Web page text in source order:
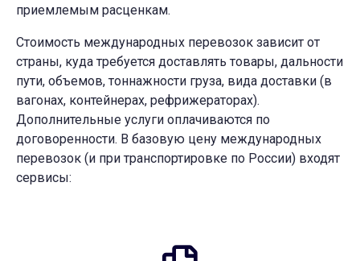
приемлемым расценкам.
Стоимость международных перевозок зависит от
страны, куда требуется доставлять товары, дальности
пути, объемов, тоннажности груза, вида доставки (в
вагонах, контейнерах, рефрижераторах).
Дополнительные услуги оплачиваются по
договоренности. В базовую цену международных
перевозок (и при транспортировке по России) входят
сервисы: